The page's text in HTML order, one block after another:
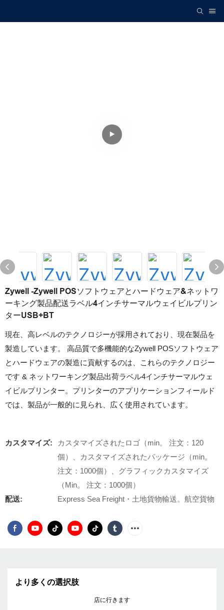
Zywell -Zywell POSソフトウェアとハ​​ードウェア&ネットワ
ーキング製品配送ラベル4インチサーマルウェイビルプリン
ターUSB+BT
現在、高レベルのテクノロジーが採用されており、現在製品を
製造しています。 高品質で多機能的なZywell POSソフトウェア
とハ​​ードウェアの製造に貢献するのは、これらのテクノロジー
です & ネットワーキング製品出荷ラベル4インチサーマルウェ
イビルプリンター。プリンターのアプリケーションフィールド
では、製品が一般的に見られ、広く使用されています。
カスタマイズ:
カスタマイズされたロゴ（min。 注文：120
個）、カスタマイズされたパッケージ（min。
注文：1000個）、グラフィックカスタマイズ
（Min。 注文：1000個）
配送:
Express Sea Freight・土地貨物輸送。航空貨物
より多くの選択肢
店に行きます